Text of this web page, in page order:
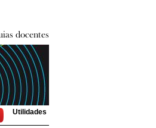
Utilidades